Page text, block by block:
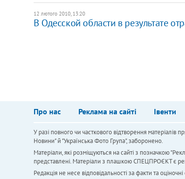
12 лютого 2010, 13:20
В Одесской области в результате
Про нас Реклама на сайті Івенти
У разі повного чи часткового відтворення матеріалів
Новини" й "Українська Фото Група", заборонено.
Матеріали, які розміщуються на сайті з позначкою
представлені. Матеріали з плашкою СПЕЦПРОЄКТ є
Редакція не несе відповідальності за факти та